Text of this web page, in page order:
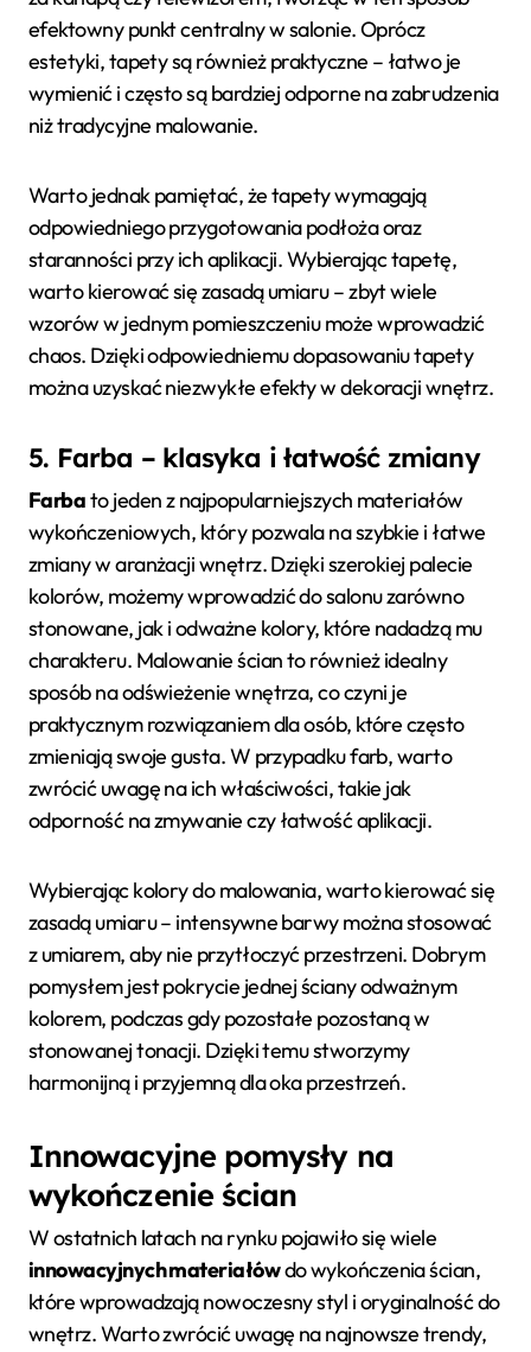
efektowny punkt centralny w salonie. Oprócz
estetyki, tapety są również praktyczne – łatwo je
wymienić i często są bardziej odporne na zabrudzenia
niż tradycyjne malowanie.
Warto jednak pamiętać, że tapety wymagają
odpowiedniego przygotowania podłoża oraz
staranności przy ich aplikacji. Wybierając tapetę,
warto kierować się zasadą umiaru – zbyt wiele
wzorów w jednym pomieszczeniu może wprowadzić
chaos. Dzięki odpowiedniemu dopasowaniu tapety
można uzyskać niezwykłe efekty w dekoracji wnętrz.
5. Farba – klasyka i łatwość zmiany
Farbato jeden z najpopularniejszych materiałów
wykończeniowych, który pozwala na szybkie i łatwe
zmiany w aranżacji wnętrz. Dzięki szerokiej palecie
kolorów, możemy wprowadzić do salonu zarówno
stonowane, jak i odważne kolory, które nadadzą mu
charakteru. Malowanie ścian to również idealny
sposób na odświeżenie wnętrza, co czyni je
praktycznym rozwiązaniem dla osób, które często
zmieniają swoje gusta. W przypadku farb, warto
zwrócić uwagę na ich właściwości, takie jak
odporność na zmywanie czy łatwość aplikacji.
Wybierając kolory do malowania, warto kierować się
zasadą umiaru – intensywne barwy można stosować
z umiarem, aby nie przytłoczyć przestrzeni. Dobrym
pomysłem jest pokrycie jednej ściany odważnym
kolorem, podczas gdy pozostałe pozostaną w
stonowanej tonacji. Dzięki temu stworzymy
harmonijną i przyjemną dla oka przestrzeń.
Innowacyjne pomysły na
wykończenie ścian
W ostatnich latach na rynku pojawiło się wiele
innowacyjnych materiałówdo wykończenia ścian,
które wprowadzają nowoczesny styl i oryginalność do
wnętrz. Warto zwrócić uwagę na najnowsze trendy,